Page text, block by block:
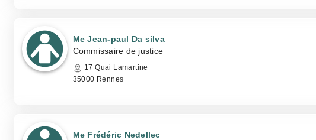
Me Jean-paul Da silva
Commissaire de justice
17 Quai Lamartine
35000 Rennes
Me Frédéric Nedellec